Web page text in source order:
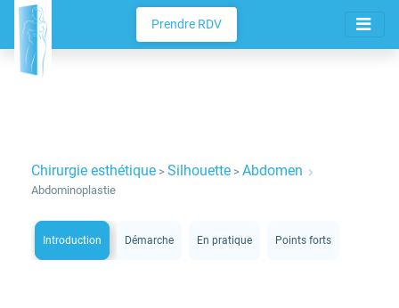
Prendre RDV
Chirurgie esthétique > Silhouette > Abdomen
Abdominoplastie
Introduction Démarche En pratique Points forts